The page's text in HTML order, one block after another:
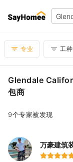
专业 工种
Glendale
包商
9个专家被发现
万豪建筑